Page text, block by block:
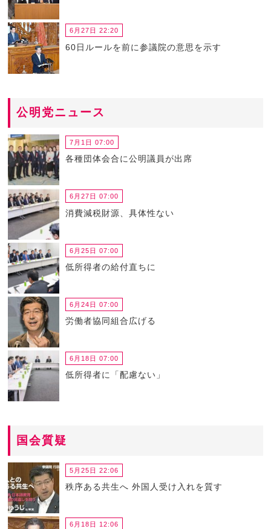
6月27日 22:20
60日ルールを前に参議院の意思を示す
公明党ニュース
7月1日 07:00
各種団体会合に公明議員が出席
6月27日 07:00
消費減税財源、具体性ない
6月25日 07:00
低所得者の給付直ちに
6月24日 07:00
労働者協同組合広げる
6月18日 07:00
低所得者に「配慮ない」
国会質疑
5月25日 22:06
秩序ある共生へ 外国人受け入れを質す
6月18日 12:06